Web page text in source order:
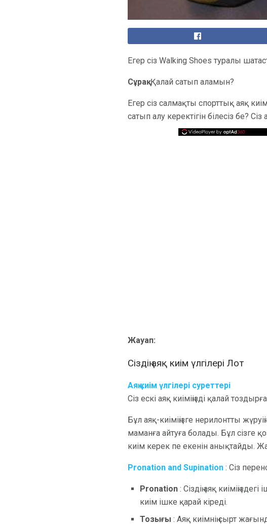
Егер сіз Walking Shoes туралы
Сұрақ:Қалай сатып аламын?
Егер сіз салмақты спорттық аяқ
сатып алу керектігін білесіз бе?
Жауап:
Сіздің аяқ киім үлгілері Лот
Аяқ киім үлгілері суреттері
Сіз ескі аяқ киіміңізді қалай
Бұл аяқ-киіміңізге нерилонтты
маманға айтуға болады. Бұл сізге
киім керек пе екенін анықтайды.
Pronation and Supination : Сіз
Pronation : Сіздің аяқ
киім ішке қарай кіреді.
Тозығы : Аяқ киімнің сырт